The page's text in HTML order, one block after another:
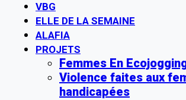
VBG
ELLE DE LA SEMAINE
ALAFIA
PROJETS
Femmes En
Violence faites aux
handicapées